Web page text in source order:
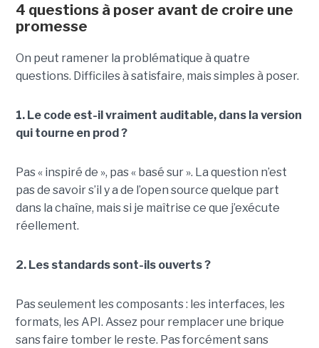
4 questions à poser avant de croire une
promesse
On peut ramener la problématique à quatre
questions. Difficiles à satisfaire, mais simples à poser.
1. Le code est-il vraiment auditable, dans la version
qui tourne en prod ?
Pas « inspiré de », pas « basé sur ». La question n’est
pas de savoir s’il y a de l’open source quelque part
dans la chaîne, mais si je maîtrise ce que j’exécute
réellement.
2. Les standards sont-ils ouverts ?
Pas seulement les composants : les interfaces, les
formats, les API. Assez pour remplacer une brique
sans faire tomber le reste. Pas forcément sans